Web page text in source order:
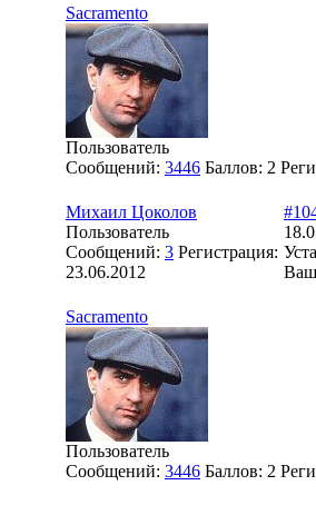
Sacramento
Пользователь
Сообщений: 3446 Баллов: 2
Михаил Цоколов
Пользователь
Сообщений: 3 Регистрация:
23.06.2012
Ваш
Sacramento
Пользователь
Сообщений: 3446 Баллов: 2